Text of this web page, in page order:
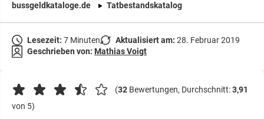
bussgeldkataloge.de Tatbestandskatalog
Lesezeit: 7 Minuten Aktualisiert am: 28. Februar 2019
Geschrieben von: Mathias Voigt
(32 Bewertungen, Durchschnitt:3,91
von 5)